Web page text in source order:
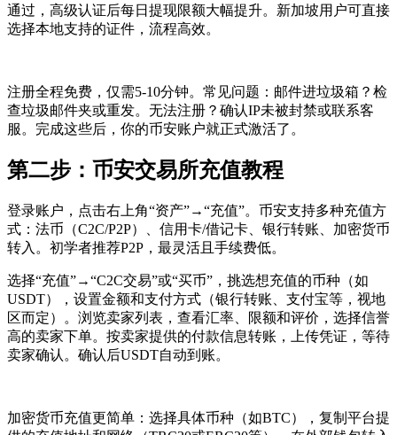
通过，高级认证后每日提现限额大幅提升。新加坡用户可直接
选择本地支持的证件，流程高效。
注册全程免费，仅需5-10分钟。常见问题：邮件进垃圾箱？检
查垃圾邮件夹或重发。无法注册？确认IP未被封禁或联系客
服。完成这些后，你的币安账户就正式激活了。
第二步：币安交易所充值教程
登录账户，点击右上角“资产”→“充值”。币安支持多种充值方
式：法币（C2C/P2P）、信用卡/借记卡、银行转账、加密货币
转入。初学者推荐P2P，最灵活且手续费低。
选择“充值”→“C2C交易”或“买币”，挑选想充值的币种（如
USDT），设置金额和支付方式（银行转账、支付宝等，视地
区而定）。浏览卖家列表，查看汇率、限额和评价，选择信誉
高的卖家下单。按卖家提供的付款信息转账，上传凭证，等待
卖家确认。确认后USDT自动到账。
加密货币充值更简单：选择具体币种（如BTC），复制平台提